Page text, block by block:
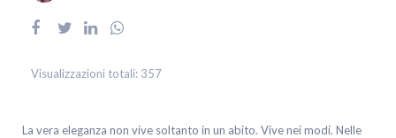
Visualizzazioni totali: 357
La vera eleganza non vive soltanto in un abito. Vive nei modi. Nelle